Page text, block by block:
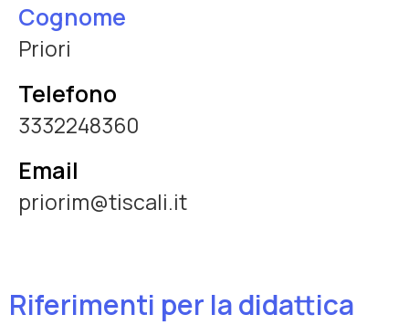
Cognome
Priori
Telefono
3332248360
Email
priorim@tiscali.it
Riferimenti per la didattica